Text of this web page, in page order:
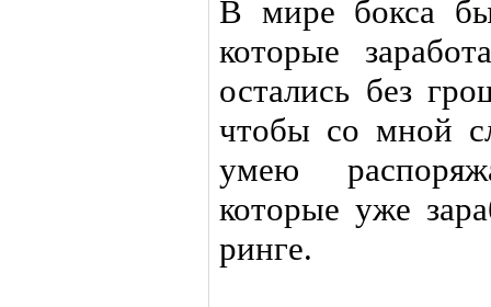
В мире бокса
которые
остались без
чтобы со мной
умею
которые уже
ринге.